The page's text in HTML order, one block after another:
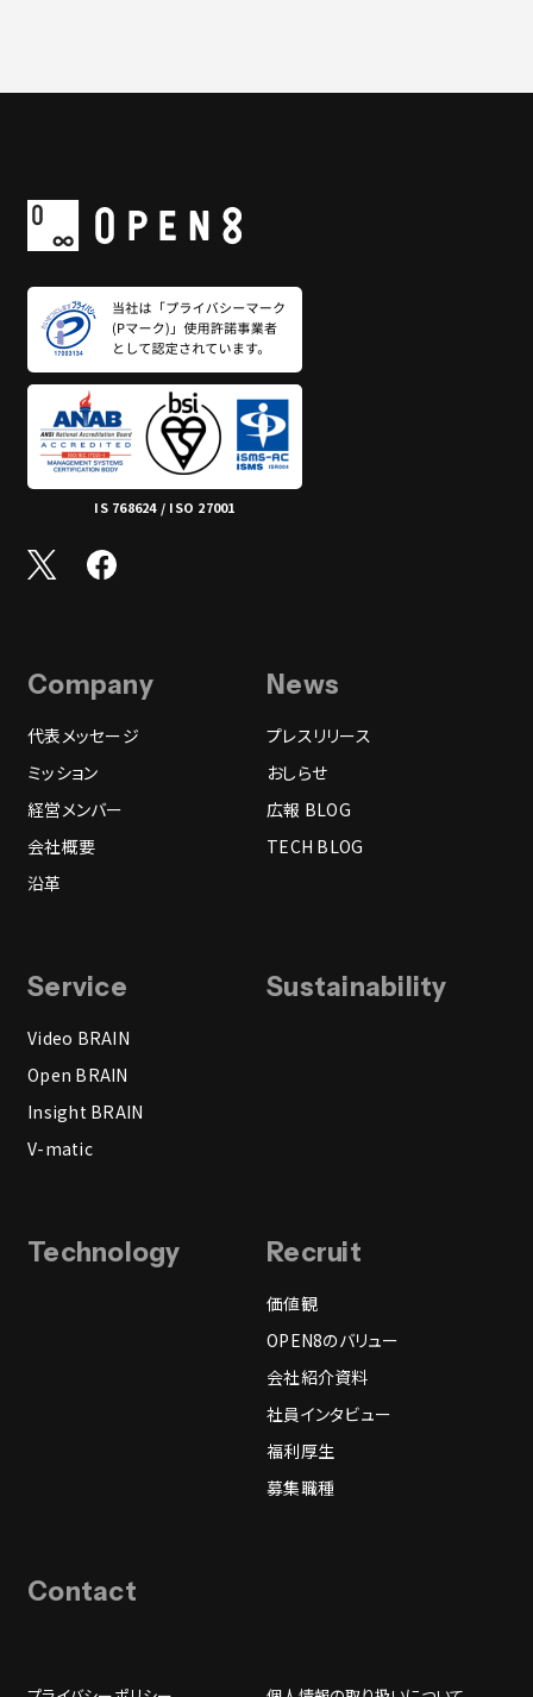
IS 768624 / ISO 27001
Company
代表メッセージ
ミッション
経営メンバー
会社概要
沿革
News
プレスリリース
おしらせ
広報 BLOG
TECH BLOG
Service
Video BRAIN
Open BRAIN
Insight BRAIN
V-matic
Technology Recruit
価値観
OPEN8のバリュー
会社紹介資料
社員インタビュー
福利厚生
募集職種
Sustainability
Contact